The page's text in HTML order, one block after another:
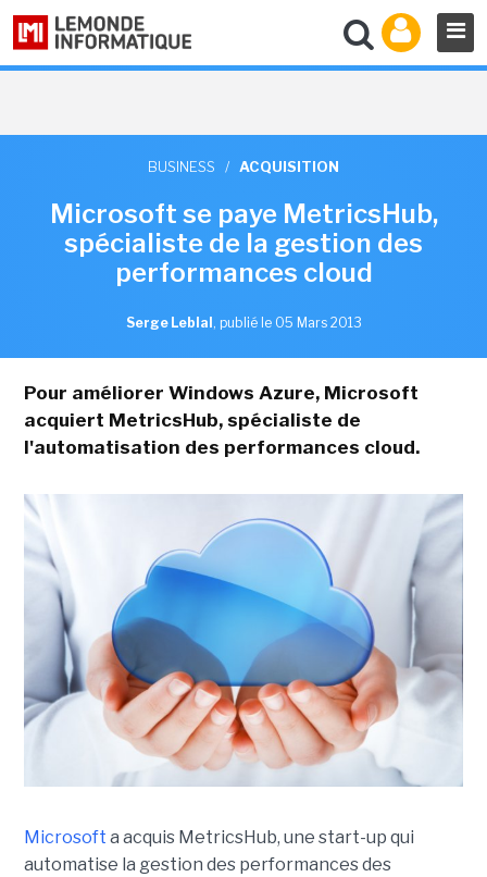
BUSINESS / ACQUISITION
Microsoft se paye MetricsHub,
spécialiste de la gestion des
performances cloud
Serge Leblal , publié le 05 Mars 2013
Pour améliorer Windows Azure, Microsoft
acquiert MetricsHub, spécialiste de
l'automatisation des performances cloud.
Microsoft a acquis MetricsHub, une start-up qui
automatise la gestion des performances des